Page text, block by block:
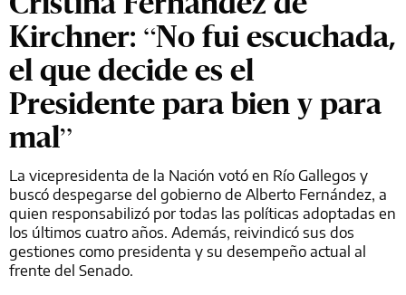
Kirchner: “No fui escuchada,
el que decide es el
Presidente para bien y para
mal”
La vicepresidenta de la Nación votó en Río Gallegos y
buscó despegarse del gobierno de Alberto Fernández, a
quien responsabilizó por todas las políticas adoptadas en
los últimos cuatro años. Además, reivindicó sus dos
gestiones como presidenta y su desempeño actual al
frente del Senado.